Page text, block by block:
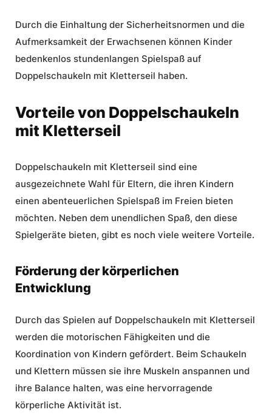
Durch die Einhaltung der Sicherheitsnormen und die
Aufmerksamkeit der Erwachsenen können Kinder
bedenkenlos stundenlangen Spielspaß auf
Doppelschaukeln mit Kletterseil haben.
Vorteile von Doppelschaukeln
mit Kletterseil
Doppelschaukeln mit Kletterseil sind eine
ausgezeichnete Wahl für Eltern, die ihren Kindern
einen abenteuerlichen Spielspaß im Freien bieten
möchten. Neben dem unendlichen Spaß, den diese
Spielgeräte bieten, gibt es noch viele weitere Vorteile.
Förderung der körperlichen
Entwicklung
Durch das Spielen auf Doppelschaukeln mit Kletterseil
werden die motorischen Fähigkeiten und die
Koordination von Kindern gefördert. Beim Schaukeln
und Klettern müssen sie ihre Muskeln anspannen und
ihre Balance halten, was eine hervorragende
körperliche Aktivität ist.